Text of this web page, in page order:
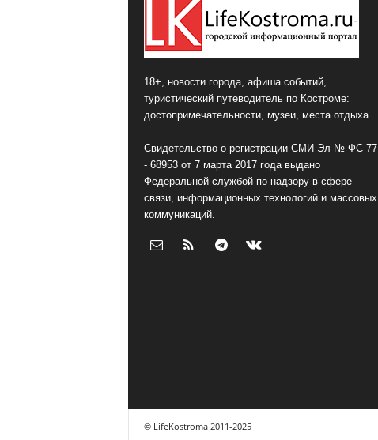
18+, новости города, афиша событий,
туристический путеводитель по Костроме:
достопримечательности, музеи, места отдыха.
Свидетельство о регистрации СМИ Эл № ФС 77
- 68953 от 7 марта 2017 года выдано
Федеральной службой по надзору в сфере
связи, информационных технологий и массовых
коммуникаций.
© LifeKostroma 2011-2025